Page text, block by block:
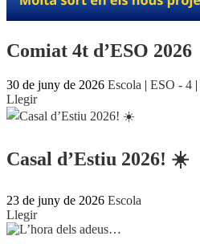
Comiat 4t d’ESO 2026
30 de juny de 2026 Escola | ESO - 4 |
Llegir
Casal d’Estiu 2026! ☀️
23 de juny de 2026 Escola
Llegir